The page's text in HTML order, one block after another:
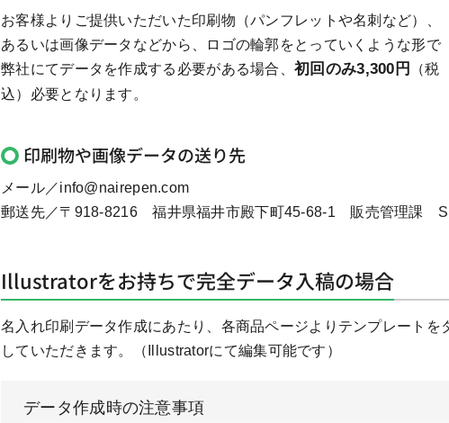
お客様よりご提供いただいた印刷物（パンフレットや名刺など）、
あるいは画像データなどから、ロゴの輪郭をとっていくような形で
弊社にてデータを作成する必要がある場合、 初回のみ3,300円
（税
込）必要となります。
印刷物や画像データの送り先
メール／info@nairepen.com
郵送先／〒918-8216 福井県福井市殿下町45-68-1 販売管理課
Illustratorをお持ちで完全データ入稿の場合
名入れ印刷データ作成にあたり、各商品ページよりテンプレートを
していただきます。（Illustratorにて編集可能です）
データ作成時の注意事項